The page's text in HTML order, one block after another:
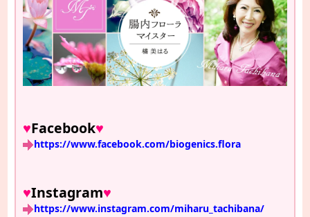
♥Facebook♥
https://www.facebook.com/biogenics.flora
♥Instagram♥
https://www.instagram.com/miharu_tachibana/